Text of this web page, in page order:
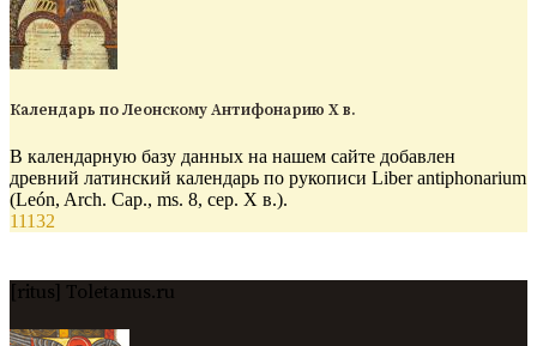
Календарь по Леонскому Антифонарию X в.
В календарную базу данных на нашем сайте добавлен
древний латинский календарь по рукописи Liber antiphonarium
(León, Arch. Cap., ms. 8, сер. X в.).
11132
[ritus] Toletanus.ru